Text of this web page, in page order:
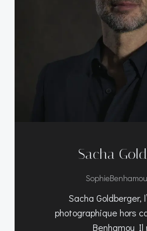
Sacha
SophieBenhamou
Sacha Goldberger,
photographique hors
Benhamou Il